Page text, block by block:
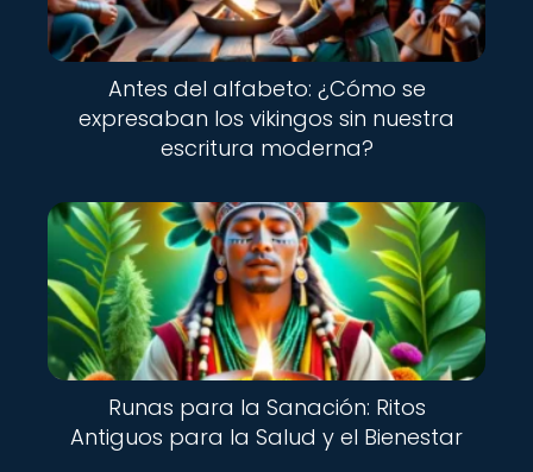
Antes del alfabeto: ¿Cómo se
expresaban los vikingos sin nuestra
escritura moderna?
Runas para la Sanación: Ritos
Antiguos para la Salud y el Bienestar